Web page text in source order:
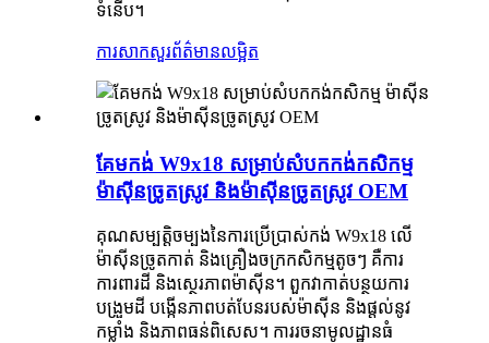
ទំនើប។
ការសាកសួរព័ត៌មានលម្អិត
គែមកង់ W9x18 សម្រាប់សំបកកង់កសិកម្ម
ម៉ាស៊ីនច្រូតស្រូវ និងម៉ាស៊ីនច្រូតស្រូវ OEM
គុណសម្បត្តិចម្បងនៃការប្រើប្រាស់កង់ W9x18 លើ
ម៉ាស៊ីនច្រូតកាត់ និងគ្រឿងចក្រកសិកម្មតូចៗ គឺការ
ការពារដី និងស្ថេរភាពម៉ាស៊ីន។ ពួកវាកាត់បន្ថយការ
បង្រួមដី បង្កើនភាពបត់បែនរបស់ម៉ាស៊ីន និងផ្តល់នូវ
កម្លាំង និងភាពធន់ពិសេស។ ការរចនាមូលដ្ឋានធំ